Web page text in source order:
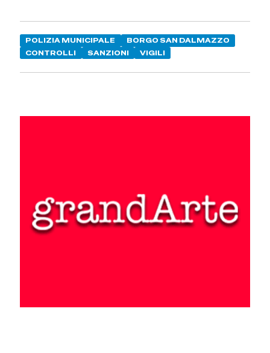
POLIZIA MUNICIPALE
BORGO SAN DALMAZZO
CONTROLLI
SANZIONI VIGILI